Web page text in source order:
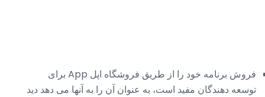
فروش برنامه خود را از طریق فروشگاه اپل App برای
توسعه دهندگان مفید است، به عنوان آن را به آنها می دهد دید